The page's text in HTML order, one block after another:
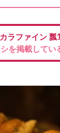
ラファイン 瓢
を掲載してい